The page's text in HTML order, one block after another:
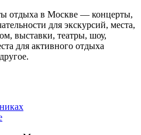
отдыха в Москве — концерты,
для экскурсий, места,
выставки, театры, шоу,
для активного отдыха